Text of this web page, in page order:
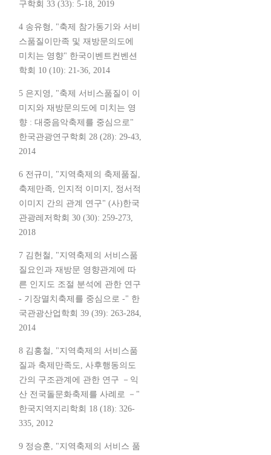
구학회 33 (33): 5-18, 2019
4 송유형, "축제 참가동기와 서비
스품질이만족 및 재방문의도에
미치는 영향" 한국이벤트컨벤션
학회 10 (10): 21-36, 2014
5 은지영, "축제 서비스품질이 이
미지와 재방문의도에 미치는 영
향 : 대중음악축제를 중심으로"
한국관광연구학회 28 (28): 29-43,
2014
6 전규미, "지역축제의 축제품질,
축제만족, 인지적 이미지, 정서적
이미지 간의 관계 연구" (사)한국
관광레저학회 30 (30): 259-273,
2018
7 김헌철, "지역축제의 서비스품
질요인과 재방문 영향관계에 따
른 인지도 조절 분석에 관한 연구
- 기장멸치축제를 중심으로 -" 한
국관광산업학회 39 (39): 263-284,
2014
8 김홍철, "지역축제의 서비스품
질과 축제만족도, 사후행동의도
간의 구조관계에 관한 연구 －익
산 전국돌문화축제를 사례로 －"
한국지역지리학회 18 (18): 326-
335, 2012
9 정승훈, "지역축제의 서비스 품